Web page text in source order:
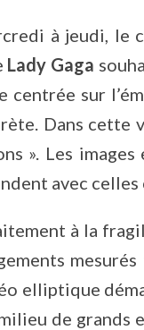
à jeudi, le
Lady Gaga
centrée sur
Dans cette
». Les
avec
à la
elliptique
de grands